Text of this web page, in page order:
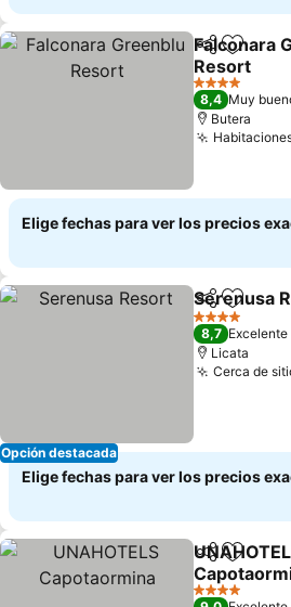
Compartir
Falconara
Resort
Ver precios
4 Estrellas
8,4 Muy
Butera
Elige fechas para ver los precios
Opción destacada
Compartir
Serenusa
4 Estrellas
8,7 Excelente
Licata
Cerca de
Elige fechas para ver los precios
Compartir
Ver precios
4 Estrellas